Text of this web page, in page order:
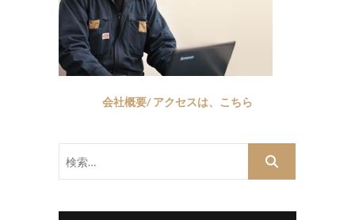
会社概要/ アクセスは、こちら